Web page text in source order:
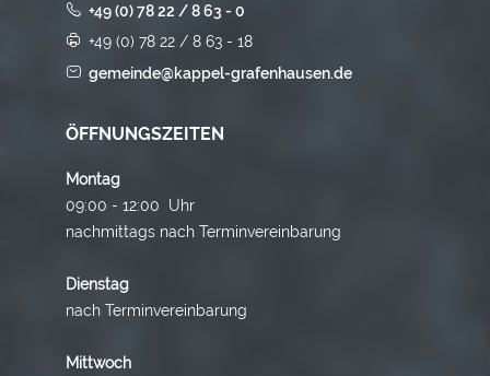
+49 (0) 78 22 / 8 63 - 0
+49 (0) 78 22 / 8 63 - 18
gemeinde@kappel-grafenhausen.de
ÖFFNUNGSZEITEN
Montag
09:00 - 12:00 Uhr
nachmittags nach Terminvereinbarung
Dienstag
nach Terminvereinbarung
Mittwoch